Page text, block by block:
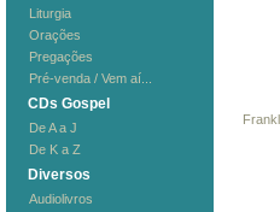
Liturgia
Orações
Pregações
Pré-venda / Vem aí...
CDs Gospel
De A a J
De K a Z
Diversos
Audiolivros